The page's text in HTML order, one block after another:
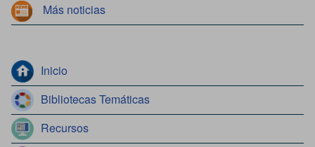
Inicio
Bibliotecas Temáticas
Recursos
Más noticias